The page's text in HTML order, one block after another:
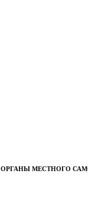
ОРГАНЫ МЕСТНОГО